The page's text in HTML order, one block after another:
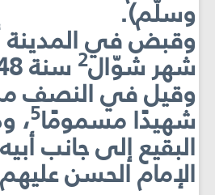
وسلّم).
وقبض في
شهر شوّال2 سنة 148 للهجرة
وقيل في النصف
شهيدًا مسمومًا5،
البقيع إلى جانب
الإمام الحسن